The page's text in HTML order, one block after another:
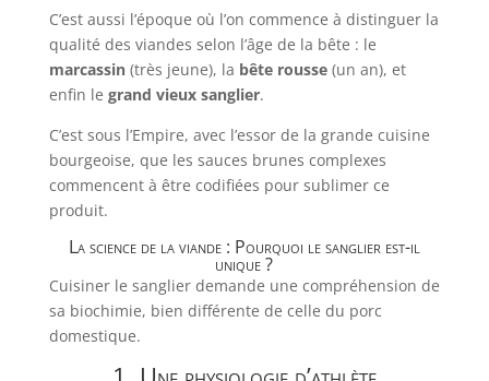
C’est aussi l’époque où l’on commence à distinguer la
qualité des viandes selon l’âge de la bête : le
marcassin(très jeune), la bête rousse(un an), et
enfin le grand vieux sanglier.
C’est sous l’Empire, avec l’essor de la grande cuisine
bourgeoise, que les sauces brunes complexes
commencent à être codifiées pour sublimer ce
produit.
La science de la viande : Pourquoi le sanglier est-il
unique ?
Cuisiner le sanglier demande une compréhension de
sa biochimie, bien différente de celle du porc
domestique.